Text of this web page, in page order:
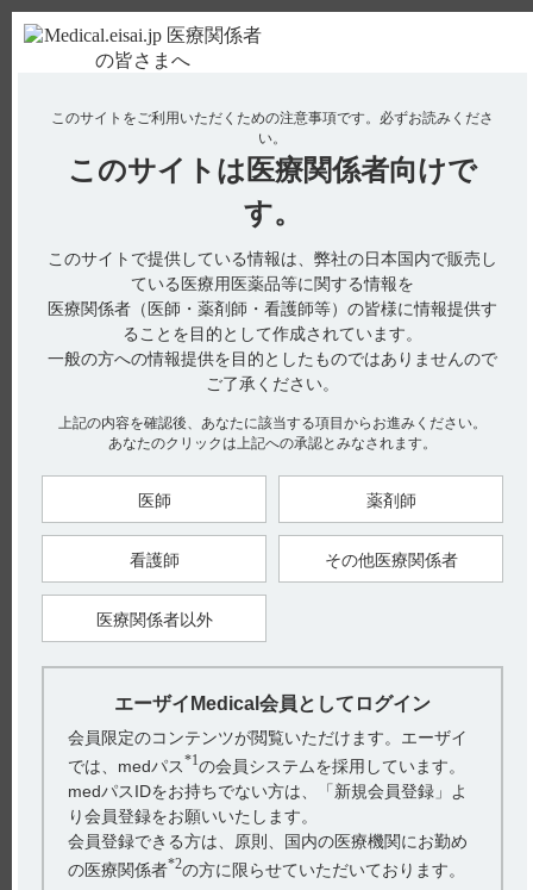
使用期限検索 Drug Information
No : 811
【イノベロン】 有効成分、規格の種類、製剤の
大きさ、添加物などを教えてください。
【イノベロン】
有効成分、規格の種類、製剤の大きさ、添加物などを教えてく
電子添文には、組成（有効成分・添加剤）、性状に関する以下
3．2 製剤の性状
【引用】
1）イノベロン錠100mg・錠200mg電子添文 2022年11月改訂
（第2版） 3．組成･性状
【更新年月】
2025年1月
戻る
このサイトをご利用いただくための注意事項です。 必ずお読みくださ
い。
このサイトは 医療関係者向けで
す。
このサイトで提供している情報は、弊社の日本国内で販売し
ている医療用医薬品等に関する情報を
医療関係者（医師・薬剤師・看護師等）の皆様に情報提供す
ることを目的として作成されています。
一般の方への情報提供を目的としたものではありませんので
ご了承ください。
上記の内容を確認後、あなたに該当する項目からお進みください。
あなたのクリックは上記への承認とみなされます。
医師 薬剤師
看護師 その他医療関係者
医療関係者以外
エーザイMedical会員としてログイン
会員限定のコンテンツが閲覧いただけます。エーザイ
では、medパス*1の会員システムを採用しています。
medパスIDをお持ちでない方は、「新規会員登録」よ
り会員登録をお願いいたします。
会員登録できる方は、原則、国内の医療機関にお勤め
の医療関係者*2の方に限らせていただいております。